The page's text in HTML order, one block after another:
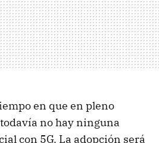
en que en pleno
no hay ninguna
con 5G. La adopción será